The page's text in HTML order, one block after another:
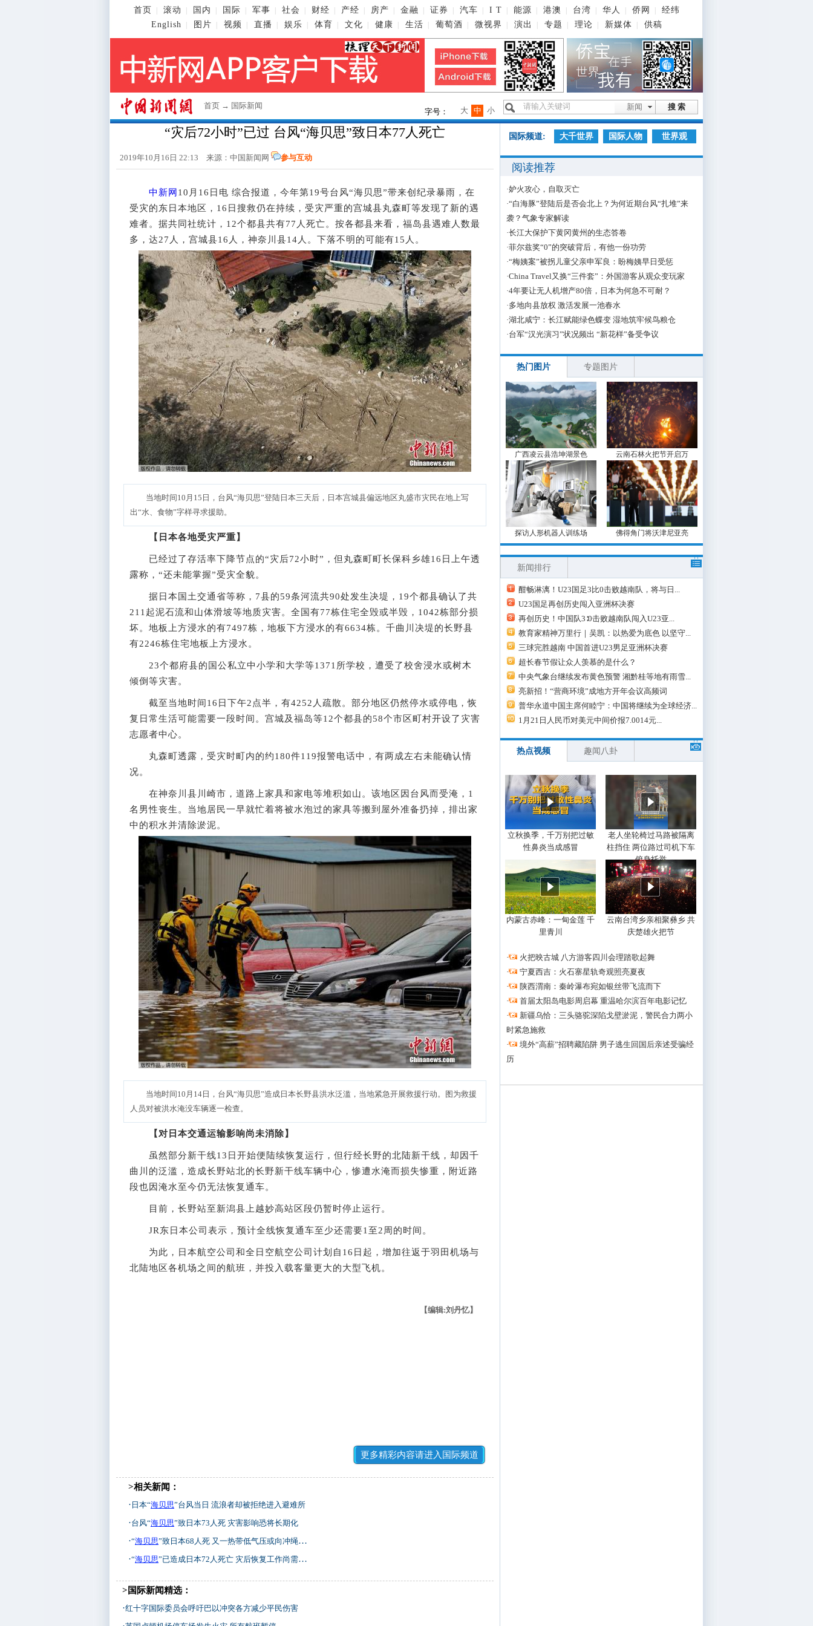
首页 滚动 国内 国际 军事 社会 财经 产经 房产 金融 证券 汽车 I T 能源 港澳 台湾 华人 侨网
经纬
English
图片 视频 直播 娱乐 体育 文化 健康 生活 葡萄酒 微视界 演出 专题 理论 新媒体 供稿
首页 → 国际新闻 搜 索
新闻
字号： 小
中
大
“灾后72小时”已过 台风“海贝思”致日本77人死亡
2019年10月16日 22:13 来源： 中国新闻网 参与互动
中新网 10月16日电 综合报道，今年第19号台风“海贝思”带来创纪录暴雨，在
受灾的东日本地区，16日搜救仍在持续，受灾严重的宫城县丸森町等发现了新的遇
难者。据共同社统计，12个都县共有77人死亡。按各都县来看，福岛县遇难人数最
多，达27人，宫城县16人，神奈川县14人。下落不明的可能有15人。
当地时间10月15日，台风“海贝思”登陆日本三天后，日本宫城县偏远地区丸盛市灾民在地上写
出“水、食物”字样寻求援助。
【日本各地受灾严重】
已经过了存活率下降节点的“灾后72小时”，但丸森町町长保科乡雄16日上午透
露称，“还未能掌握”受灾全貌。
据日本国土交通省等称，7县的59条河流共90处发生决堤，19个都县确认了共
211起泥石流和山体滑坡等地质灾害。全国有77栋住宅全毁或半毁，1042栋部分损
坏。地板上方浸水的有7497栋，地板下方浸水的有6634栋。千曲川决堤的长野县
有2246栋住宅地板上方浸水。
23个都府县的国公私立中小学和大学等1371所学校，遭受了校舍浸水或树木
倾倒等灾害。
截至当地时间16日下午2点半，有4252人疏散。部分地区仍然停水或停电，恢
复日常生活可能需要一段时间。宫城及福岛等12个都县的58个市区町村开设了灾害
志愿者中心。
丸森町透露，受灾时町内的约180件119报警电话中，有两成左右未能确认情
况。
在神奈川县川崎市，道路上家具和家电等堆积如山。该地区因台风而受淹，1
名男性丧生。当地居民一早就忙着将被水泡过的家具等搬到屋外准备扔掉，排出家
中的积水并清除淤泥。
当地时间10月14日，台风“海贝思”造成日本长野县洪水泛滥，当地紧急开展救援行动。图为救援
人员对被洪水淹没车辆逐一检查。
【对日本交通运输影响尚未消除】
虽然部分新干线13日开始便陆续恢复运行，但行经长野的北陆新干线，却因千
曲川的泛滥，造成长野站北的长野新干线车辆中心，惨遭水淹而损失惨重，附近路
段也因淹水至今仍无法恢复通车。
目前，长野站至新潟县上越妙高站区段仍暂时停止运行。
JR东日本公司表示，预计全线恢复通车至少还需要1至2周的时间。
为此，日本航空公司和全日空航空公司计划自16日起，增加往返于羽田机场与
北陆地区各机场之间的航班，并投入载客量更大的大型飞机。
【编辑:刘丹忆】
更多精彩内容请进入国际频道
>相关新闻：
· 日本“海贝思”台风当日 流浪者却被拒绝进入避难所
·台风“海贝思”致日本73人死 灾害影响恐将长期化
·“海贝思”致日本68人死 又一热带低气压或向冲绳移动
·“海贝思”已造成日本72人死亡 灾后恢复工作尚需时日
>国际新闻精选：
·红十字国际委员会呼吁巴以冲突各方减少平民伤害
国际频道: 大千世界 国际人物 世界观
阅读推荐
·妒火攻心，自取灭亡
·“白海豚”登陆后是否会北上？为何近期台风“扎堆”来
袭？气象专家解读
·长江大保护下黄冈黄州的生态答卷
·菲尔兹奖“0”的突破背后，有他一份功劳
·“梅姨案”被拐儿童父亲申军良：盼梅姨早日受惩
·China Travel又换“三件套”：外国游客从观众变玩家
·4年要让无人机增产80倍，日本为何急不可耐？
·多地向县放权 激活发展一池春水
·湖北咸宁：长江赋能绿色蝶变 湿地筑牢候鸟粮仓
·台军“汉光演习”状况频出 “新花样”备受争议
热门图片 专题图片
广西凌云县浩坤湖景色 云南石林火把节开启万
探访人形机器人训练场 佛得角门将沃津尼亚亮
新闻排行
酣畅淋漓！U23国足3比0击败越南队，将与日...
U23国足再创历史闯入亚洲杯决赛
再创历史！中国队3∶0击败越南队闯入U23亚...
教育家精神万里行｜吴凯：以热爱为底色 以坚守...
三球完胜越南 中国首进U23男足亚洲杯决赛
超长春节假让众人羡慕的是什么？
中央气象台继续发布黄色预警 湘黔桂等地有雨雪...
亮新招！“营商环境”成地方开年会议高频词
普华永道中国主席何睦宁：中国将继续为全球经济...
1月21日人民币对美元中间价报7.0014元...
热点视频 趣闻八卦
立秋换季，千万别把过敏
性鼻炎当成感冒
老人坐轮椅过马路被隔离
柱挡住 两位路过司机下车
俯身托举
内蒙古赤峰：一甸金莲 千
里青川
云南台湾乡亲相聚彝乡 共
庆楚雄火把节
·
火把映古城 八方游客四川会理踏歌起舞
·
宁夏西吉：火石寨星轨奇观照亮夏夜
·
陕西渭南：秦岭瀑布宛如银丝带飞流而下
·
首届太阳岛电影周启幕 重温哈尔滨百年电影记忆
·
新疆乌恰：三头骆驼深陷戈壁淤泥，警民合力两小
时紧急施救
·
境外“高薪”招聘藏陷阱 男子逃生回国后亲述受骗经
历